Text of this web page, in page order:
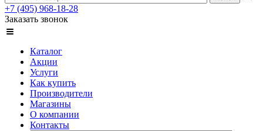
+7 (495) 968-18-28
Заказать звонок
Каталог
Акции
Услуги
Как купить
Производители
Магазины
О компании
Контакты